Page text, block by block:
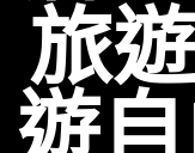
旅
遊